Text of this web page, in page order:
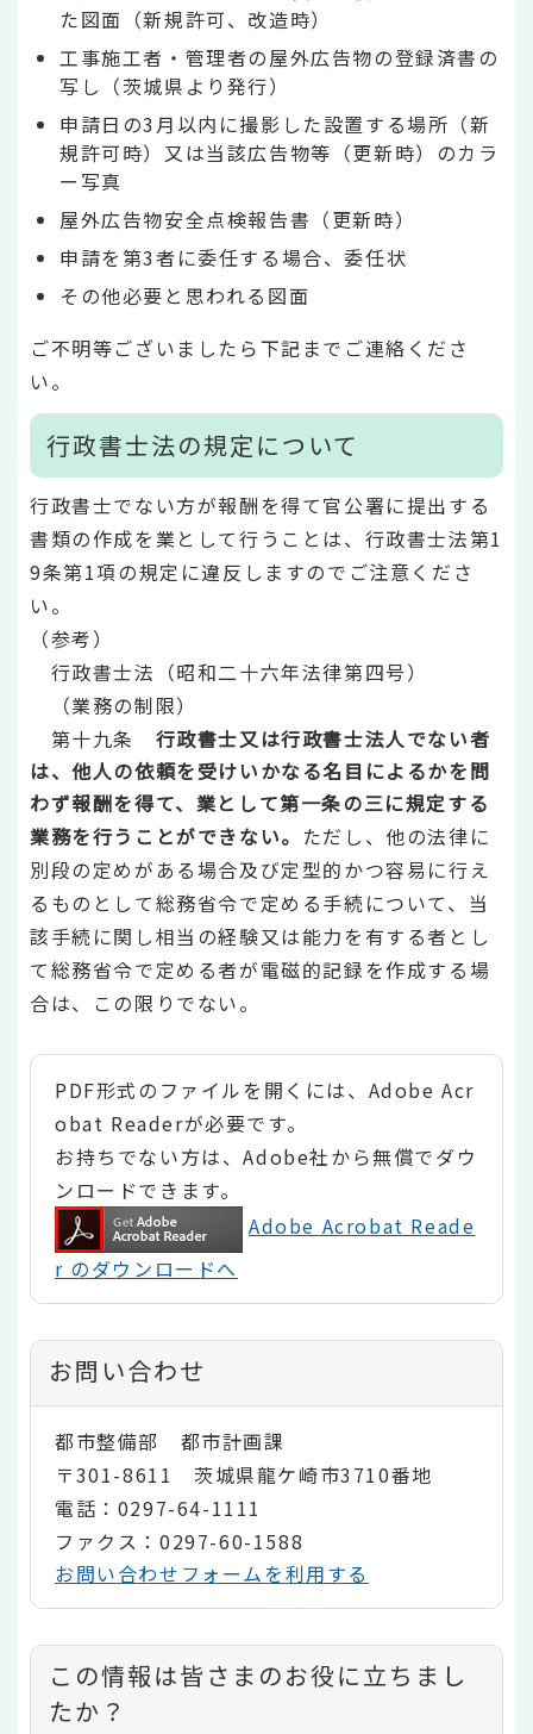
た図面（新規許可、改造時）
工事施工者・管理者の屋外広告物の登録済書の
写し（茨城県より発行）
申請日の3月以内に撮影した設置する場所（新
規許可時）又は当該広告物等（更新時）のカラ
ー写真
屋外広告物安全点検報告書（更新時）
申請を第3者に委任する場合、委任状
その他必要と思われる図面
ご不明等ございましたら下記までご連絡くださ
い。
行政書士法の規定について
行政書士でない方が報酬を得て官公署に提出する
書類の作成を業として行うことは、行政書士法第1
9条第1項の規定に違反しますのでご注意くださ
い。
（参考）
行政書士法（昭和二十六年法律第四号）
（業務の制限）
第十九条 行政書士又は行政書士法人でない者
は、他人の依頼を受けいかなる名目によるかを問
わず報酬を得て、業として第一条の三に規定する
業務を行うことができない。 ただし、他の法律に
別段の定めがある場合及び定型的かつ容易に行え
るものとして総務省令で定める手続について、当
該手続に関し相当の経験又は能力を有する者とし
て総務省令で定める者が電磁的記録を作成する場
合は、この限りでない。
PDF形式のファイルを開くには、Adobe Acr
obat Readerが必要です。
お持ちでない方は、Adobe社から無償でダウ
ンロードできます。
Adobe Acrobat Reade
r のダウンロードへ
お問い合わせ
都市整備部 都市計画課
〒301-8611 茨城県龍ケ崎市3710番地
電話：0297-64-1111
ファクス：0297-60-1588
お問い合わせフォームを利用する
コ
ン
この情報は皆さまのお役に立ちまし
たか？